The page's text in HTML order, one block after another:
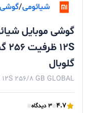
شیائومی/گوشی
گلوبال
256/8 GB GLOBAL
4.7 3 دیدگاه